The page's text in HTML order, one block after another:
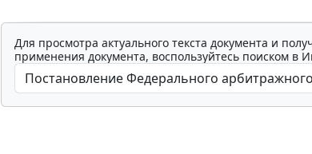
Для просмотра актуального текста документа и
применения документа, воспользуйтесь поиском в